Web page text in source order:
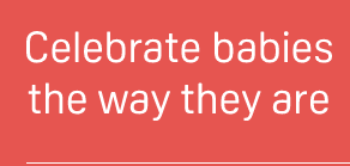
することは、この限りではありません。
当社は、常に細心の注意を払って本サイトを運営管理
動作の正確性、完全性を保証するものではありません